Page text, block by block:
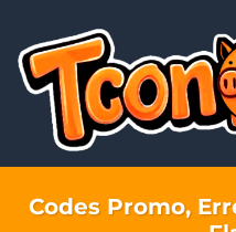
Codes Promo,